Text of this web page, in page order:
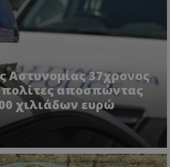
Αστυνομίας 37χρονος
πολίτες αποσπώντας
χιλιάδων ευρώ